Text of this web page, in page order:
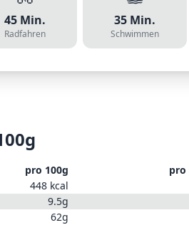
45 Min.
Radfahren
35 Min.
Schwimmen
pro 100g pro
448 kcal
9.5g
62g